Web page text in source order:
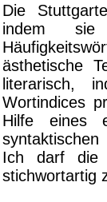
Die
indem sie
ästhetische
literarisch,
Wortindices
Hilfe eines
Ich darf die
stichwortartig